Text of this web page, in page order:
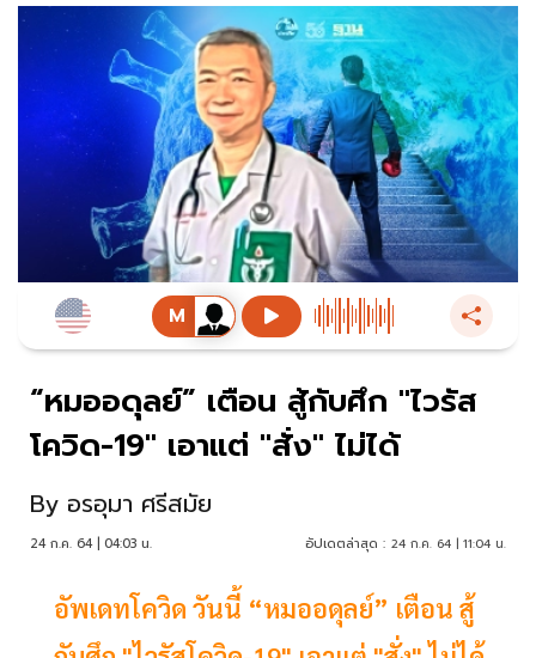
“หมออดุลย์” เตือน สู้กับศึก "ไวรัส
โควิด-19" เอาแต่ "สั่ง" ไม่ได้
By อรอุมา ศรีสมัย
24 ก.ค. 64 | 04:03 น. อัปเดตล่าสุด : 24 ก.ค. 64 | 11:04 น.
อัพเดทโควิด วันนี้ “หมออดุลย์” เตือน สู้